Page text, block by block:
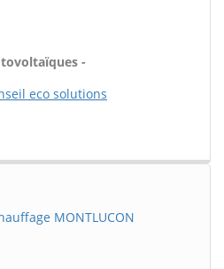
-
eco solutions
MONTLUCON